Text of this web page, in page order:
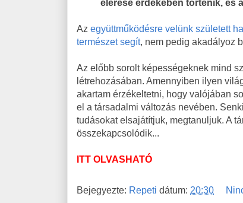
elérése érdekében történik, és
Az együttműködésre velünk született
természet segít, nem pedig akadályoz
Az előbb sorolt képességeknek mind
létrehozásában. Amennyiben ilyen
akartam érzékeltetni, hogy valójában
el a társadalmi változás nevében.
tudásokat elsajátítjuk, megtanuljuk. A
összekapcsolódik...
ITT OLVASHATÓ
Bejegyezte: Repeti dátum: 20:30